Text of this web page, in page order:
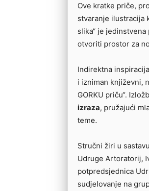
Ove kratke priče,
stvaranje ilustracija
slika“ je
otvoriti prostor za
Indirektna
i izniman književni,
GORKU priču“.
izraza, pružajući
teme.
Stručni žiri u
Udruge Artoratorij,
potpredsjednica
sudjelovanje na